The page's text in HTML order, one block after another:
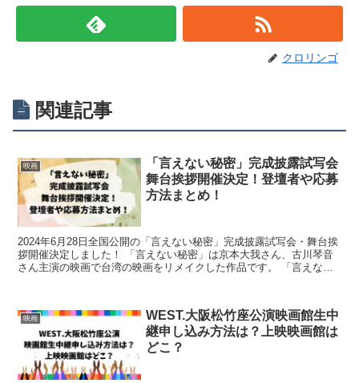
クロリンゴ
関連記事
映画
「言えない秘密」完成披露試写会
舞台挨拶開催決定！登壇者や応募
方法まとめ！
2024年6月28日全国公開の「言えない秘密」完成披露試写会・舞台挨
拶開催決定しました！ 「言えない秘密」は京本大我さん、古川琴音
さん主演の映画で台湾の映画をリメイクした作品です。 「言えない
映画
WEST.大阪松竹座公演映画館生中
継申し込み方法は？上映映画館は
どこ？